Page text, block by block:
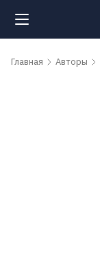
Поиск
Главная Авторы